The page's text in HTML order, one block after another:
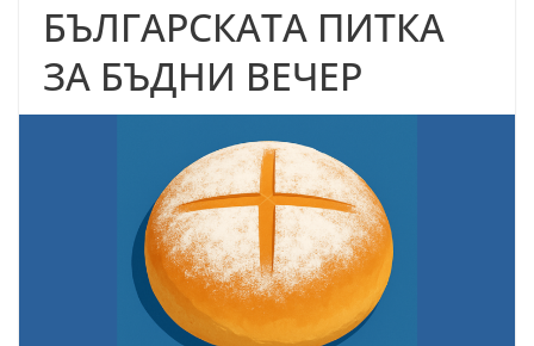
БЪЛГАРСКАТА ПИТКА
ЗА БЪДНИ ВЕЧЕР